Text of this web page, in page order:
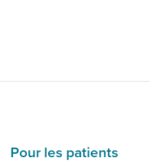
Pour les patients